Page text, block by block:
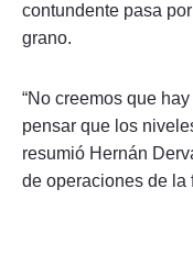
contundente pasa
grano.
“No creemos que
pensar que los
resumió Hernán
de operaciones de la